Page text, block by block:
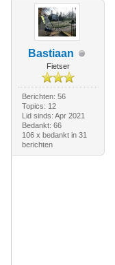
Bastiaan
Fietser
Berichten: 56
Topics: 12
Lid sinds: Apr 2021
Bedankt: 66
106 x bedankt in 31
berichten